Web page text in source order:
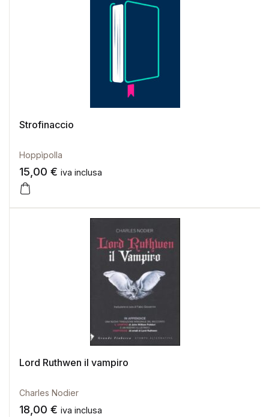
Strofinaccio
Hoppìpolla
15,00 € iva inclusa
Lord Ruthwen il vampiro
Charles Nodier
18,00 € iva inclusa